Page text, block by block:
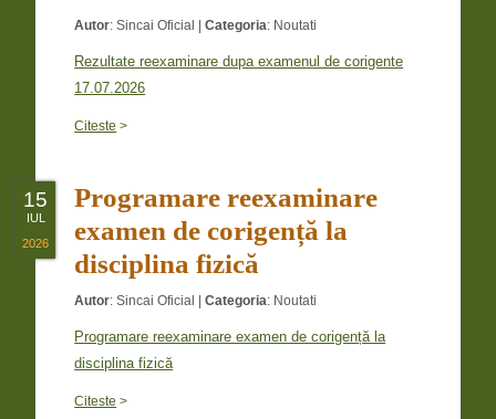
Autor:Sincai Oficial |Categoria: Noutati
Rezultate reexaminare dupa examenul de corigente
17.07.2026
Citeste >
Programare reexaminare
examen de corigență la
disciplina fizică
Autor:Sincai Oficial |Categoria: Noutati
Programare reexaminare examen de corigență la
disciplina fizică
Citeste >
15
IUL
2026